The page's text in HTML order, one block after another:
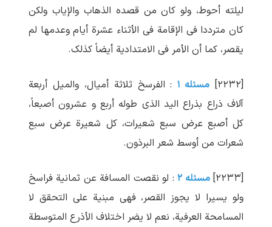
لیلته أحوط، ولو کان من قصده الذهاب والإیاب ولکن
کان مترددا فی الإقامة فی الأثناء عشرة أیام وعدمها لم
یقصر، کما أن الأمر فی الامتدادیة أیضاً کذلک.
[۲۲۳۲] مسئله ۱ : الفرسخ ثلاثة أمیال، والمیل أربعة
آلاف ذراع بذراع الید الذی طوله أربع و عشرون أصبعاً،
کل أصبع عرض سبع شعیرات، کل شعیرة عرض سبع
شعرات من أوسط شعر البرذون.
[۲۲۳۳] مسئله ۲ : لو نقصت المسافة عن ثمانیة فراسخ
ولو یسیرا لا یجوز القصر، فهی مبنیة علی التحقق لا
المسامحة العرفیة، نعم لا یضر اختلاف الأذرع المتوسطة